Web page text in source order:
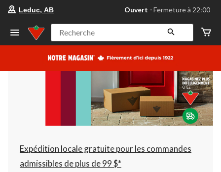
votre
préféré
Leduc,
AB,
courament
Fermeture
à
22:00
cliquer
pour
changer
Leduc, AB Ouvert ⋅ Fermeture à 22:00
Recherche
Expédition locale gratuite pour les commandes
admissibles de plus de 99 $*